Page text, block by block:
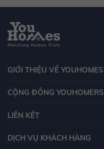
GIỚI THIỆU VỀ YOUHOMES
CỘNG ĐỒNG YOUHOMERS
LIÊN KẾT
DỊCH VỤ KHÁCH HÀNG